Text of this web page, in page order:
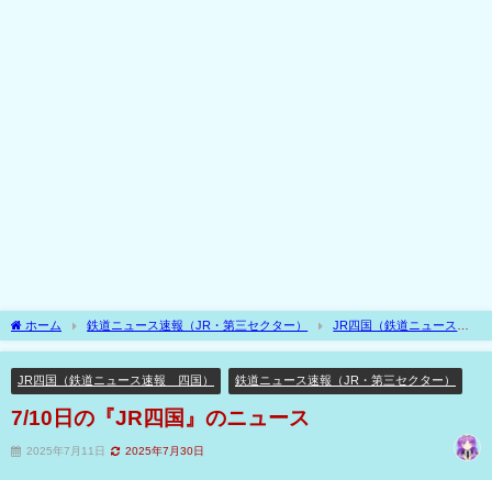
ホーム 鉄道ニュース速報（JR・第三セクター）
JR四国（鉄道ニュース速
報 四国）
7/10日の『JR四国』のニュース
JR四国（鉄道ニュース速報 四国） 鉄道ニュース速報（JR・第三セクター）
7/10日の『JR四国』のニュース
2025年7月11日 2025年7月30日